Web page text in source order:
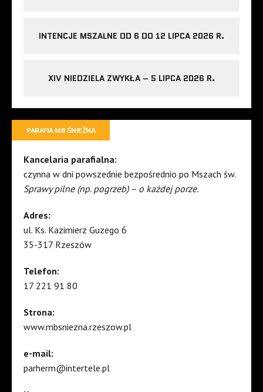
INTENCJE MSZALNE OD 6 DO 12 LIPCA 2026 R.
XIV NIEDZIELA ZWYKŁA – 5 LIPCA 2026 R.
PARAFIA MB ŚNIEŻNA
Kancelaria parafialna:
czynna w dni powszednie bezpośrednio po Mszach św.
Sprawy pilne (np. pogrzeb) – o każdej porze.
Adres:
ul. Ks. Kazimierz Guzego 6
35-317 Rzeszów
Telefon:
17 221 91 80
Strona:
www.mbsniezna.rzeszow.pl
e-mail:
parherm@intertele.pl